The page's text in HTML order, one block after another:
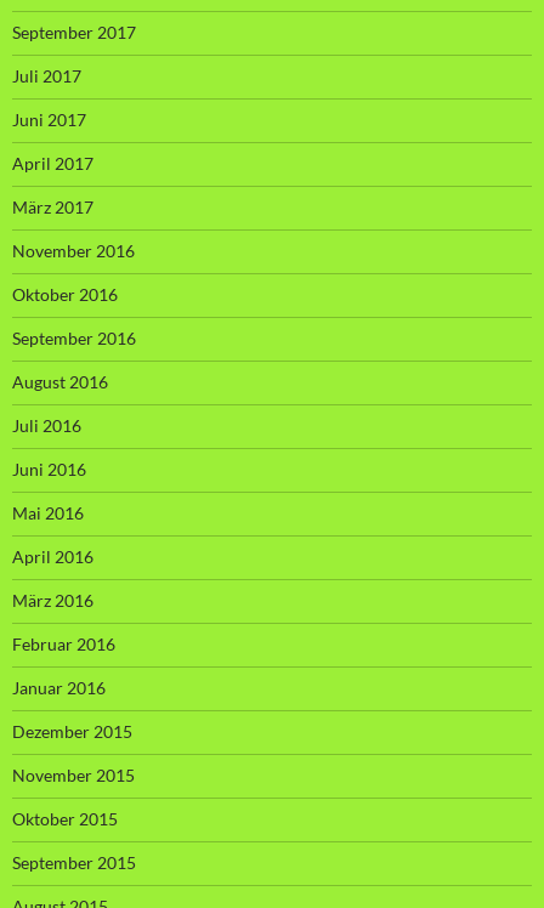
September 2017
Juli 2017
Juni 2017
April 2017
März 2017
November 2016
Oktober 2016
September 2016
August 2016
Juli 2016
Juni 2016
Mai 2016
April 2016
März 2016
Februar 2016
Januar 2016
Dezember 2015
November 2015
Oktober 2015
September 2015